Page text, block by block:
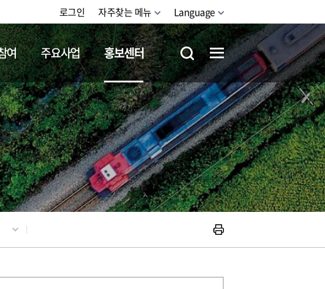
로그인 자주찾는 메뉴 Language
여 주요사업 홍보센터
기차소개 철도체험